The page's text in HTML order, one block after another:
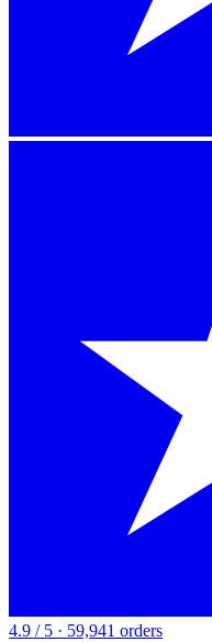
4.9 / 5 · 59,941 orders